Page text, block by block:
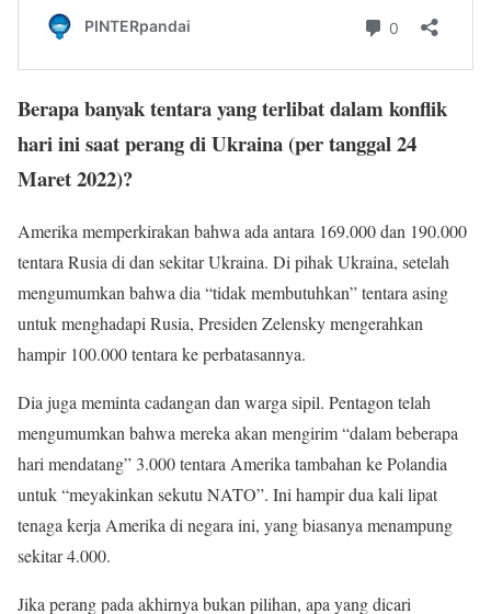
Berapa banyak tentara yang terlibat dalam konflik
hari ini saat perang di Ukraina (per tanggal 24
Maret 2022)?
Amerika memperkirakan bahwa ada antara 169.000 dan 190.000
tentara Rusia di dan sekitar Ukraina. Di pihak Ukraina, setelah
mengumumkan bahwa dia “tidak membutuhkan” tentara asing
untuk menghadapi Rusia, Presiden Zelensky mengerahkan
hampir 100.000 tentara ke perbatasannya.
Dia juga meminta cadangan dan warga sipil. Pentagon telah
mengumumkan bahwa mereka akan mengirim “dalam beberapa
hari mendatang” 3.000 tentara Amerika tambahan ke Polandia
untuk “meyakinkan sekutu NATO”. Ini hampir dua kali lipat
tenaga kerja Amerika di negara ini, yang biasanya menampung
sekitar 4.000.
Jika perang pada akhirnya bukan pilihan, apa yang dicari